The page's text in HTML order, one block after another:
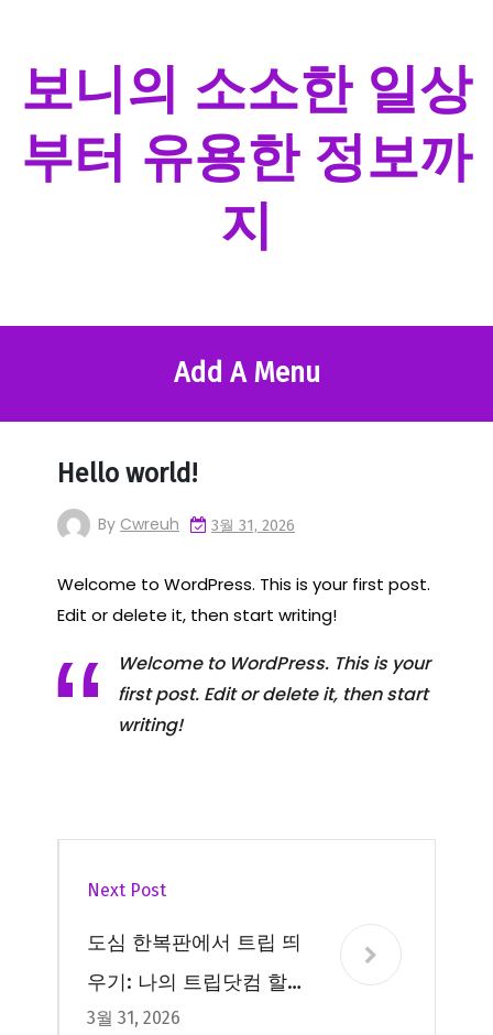
content
보니의 소소한 일상
부터 유용한 정보까
지
Add A Menu
Hello world!
By Cwreuh 3월 31, 2026
Welcome to WordPress. This is your first post.
Edit or delete it, then start writing!
Welcome to WordPress. This is your
first post. Edit or delete it, then start
writing!
Next Post
도심 한복판에서 트립 띄
우기: 나의 트립닷컴 할인
코드 첫 적용기
3월 31, 2026